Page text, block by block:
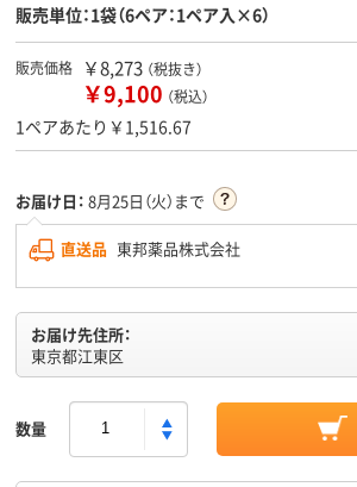
販売単位：1袋（6ペア：1ペア入×6）
販売価格 ￥8,273 （税抜き）
￥9,100 （税込）
1ペアあたり￥1,516.67
お届け日： 8月25日（火）まで
直送品 東邦薬品株式会社
お届け先住所：
東京都江東区
数量